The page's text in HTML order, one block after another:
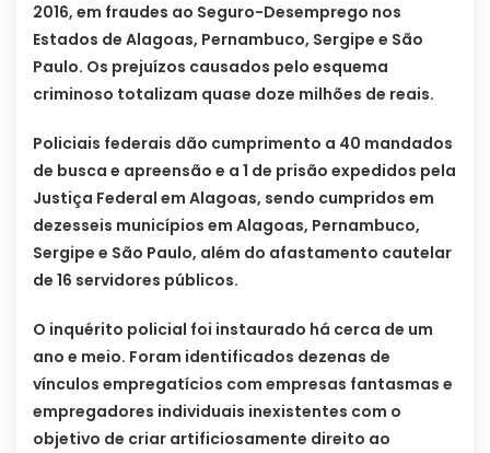
2016, em fraudes ao Seguro-Desemprego nos
Estados de Alagoas, Pernambuco, Sergipe e São
Paulo. Os prejuízos causados pelo esquema
criminoso totalizam quase doze milhões de reais.
Policiais federais dão cumprimento a 40 mandados
de busca e apreensão e a 1 de prisão expedidos pela
Justiça Federal em Alagoas, sendo cumpridos em
dezesseis municípios em Alagoas, Pernambuco,
Sergipe e São Paulo, além do afastamento cautelar
de 16 servidores públicos.
​​O inquérito policial foi instaurado há cerca de um
ano e meio. Foram identificados dezenas de
vínculos empregatícios com empresas fantasmas e
empregadores individuais inexistentes com o
objetivo de criar artificiosamente direito ao